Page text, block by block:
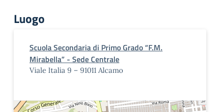
Luogo
Scuola Secondaria di Primo Grado “F.M.
Mirabella” - Sede Centrale
Viale Italia 9 – 91011 Alcamo